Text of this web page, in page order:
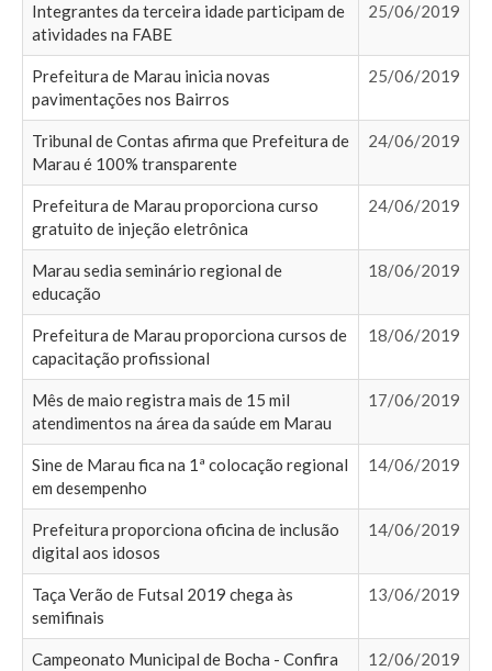
Integrantes da terceira idade participam de
atividades na FABE
25/06/2019
Prefeitura de Marau inicia novas
pavimentações nos Bairros
25/06/2019
Tribunal de Contas afirma que Prefeitura de
Marau é 100% transparente
24/06/2019
Prefeitura de Marau proporciona curso
gratuito de injeção eletrônica
24/06/2019
Marau sedia seminário regional de
educação
18/06/2019
Prefeitura de Marau proporciona cursos de
capacitação profissional
18/06/2019
Mês de maio registra mais de 15 mil
atendimentos na área da saúde em Marau
17/06/2019
Sine de Marau fica na 1ª colocação regional
em desempenho
14/06/2019
Prefeitura proporciona oficina de inclusão
digital aos idosos
14/06/2019
Taça Verão de Futsal 2019 chega às
semifinais
13/06/2019
Campeonato Municipal de Bocha - Confira
12/06/2019